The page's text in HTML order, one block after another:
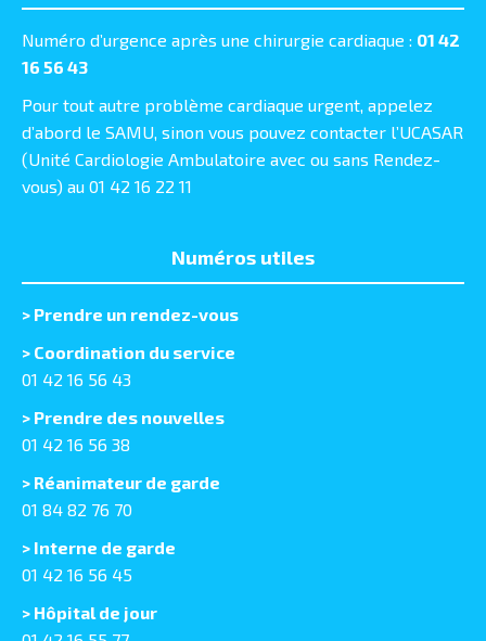
Numéro d’urgence après une chirurgie cardiaque : 01 42
16 56 43
Pour tout autre problème cardiaque urgent, appelez
d’abord le SAMU, sinon vous pouvez contacter l’UCASAR
(Unité Cardiologie Ambulatoire avec ou sans Rendez-
vous) au 01 42 16 22 11
Numéros utiles
> Prendre un rendez-vous
> Coordination du service
01 42 16 56 43
> Prendre des nouvelles
01 42 16 56 38
> Réanimateur de garde
01 84 82 76 70
> Interne de garde
01 42 16 56 45
> Hôpital de jour